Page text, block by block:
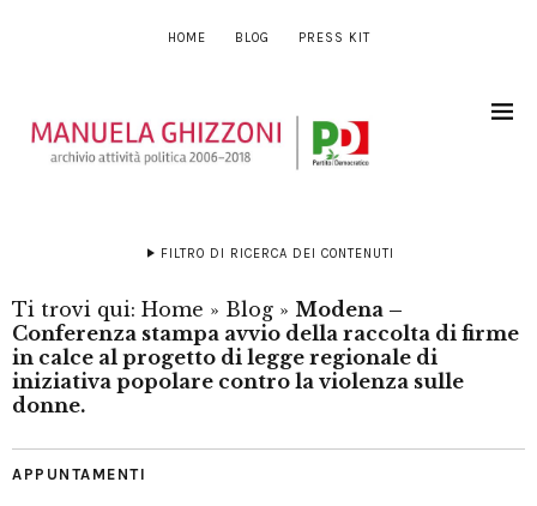
HOME BLOG PRESS KIT
FILTRO DI RICERCA DEI CONTENUTI
Ti trovi qui: Home » Blog » Modena –
Conferenza stampa avvio della raccolta di firme
in calce al progetto di legge regionale di
iniziativa popolare contro la violenza sulle
donne.
APPUNTAMENTI